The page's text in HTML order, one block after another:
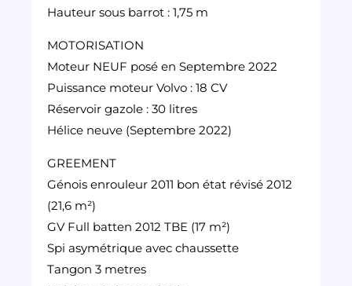
Hauteur sous barrot : 1,75 m
MOTORISATION
Moteur NEUF posé en Septembre 2022
Puissance moteur Volvo : 18 CV
Réservoir gazole : 30 litres
Hélice neuve (Septembre 2022)
GREEMENT
Génois enrouleur 2011 bon état révisé 2012
(21,6 m²)
GV Full batten 2012 TBE (17 m²)
Spi asymétrique avec chaussette
Tangon 3 metres